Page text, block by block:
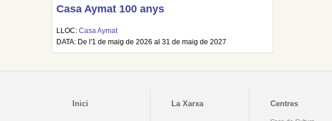
Casa Aymat 100 anys
LLOC:Casa Aymat
DATA: De l'1 de maig de 2026 al 31 de maig de 2027
Inici La Xarxa Centres